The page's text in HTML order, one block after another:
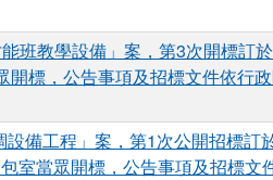
班教學設備」案，第3次開標訂
標，公告事項及招標文件依行
備工程」案，第1次公開招標訂
室當眾開標，公告事項及招標文